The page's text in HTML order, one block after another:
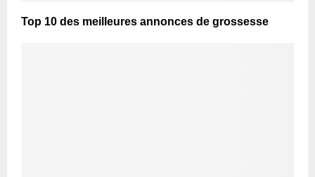
Top 10 des meilleures annonces de grossesse